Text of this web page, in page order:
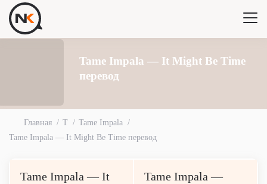
Tame Impala — It Might Be Time
перевод
Главная T
Tame Impala
Tame Impala — It Might Be Time перевод
Tame Impala — It
Tame Impala —